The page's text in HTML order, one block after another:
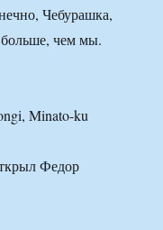
Чебурашка,
чем мы.
Minato-ku
Федор